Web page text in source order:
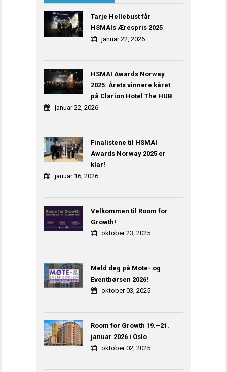
Tarje Hellebust får
HSMAIs Ærespris 2025
januar 22, 2026
HSMAI Awards Norway
2025: Årets vinnere kåret
på Clarion Hotel The HUB
januar 22, 2026
Finalistene til HSMAI
Awards Norway 2025 er
klar!
januar 16, 2026
Velkommen til Room for
Growth!
oktober 23, 2025
Meld deg på Møte- og
Eventbørsen 2026!
oktober 03, 2025
Room for Growth 19.–21.
januar 2026 i Oslo
oktober 02, 2025